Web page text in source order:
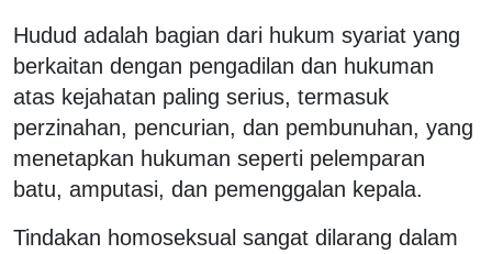
Hudud adalah bagian dari hukum syariat yang
berkaitan dengan pengadilan dan hukuman
atas kejahatan paling serius, termasuk
perzinahan, pencurian, dan pembunuhan, yang
menetapkan hukuman seperti pelemparan
batu, amputasi, dan pemenggalan kepala.
Tindakan homoseksual sangat dilarang dalam